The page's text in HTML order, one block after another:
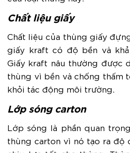
Chất liệu giấy
Chất liệu của thùng giấy
giấy kraft có độ bền và
Giấy kraft nâu thường được
thùng vì bền và chống thấm
khỏi tác động môi trường.
Lớp sóng carton
Lớp sóng là phần quan
thùng carton vì nó tạo ra độ